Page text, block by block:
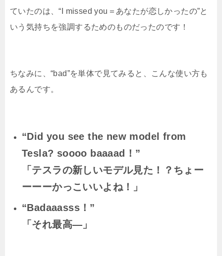
ていたのは、“ I missed you＝あなたが恋しかったの”と
いう気持ちを強調するためのものだったのです！
ちなみに、“bad”を単体で見てみると、こんな使い方も
あるんです。
“Did you see the new model from
Tesla? soooo baaaad！”
「テスラの新しいモデル見た！？ちょー
ーーーかっこいいよね！」
“Badaaasss ！”
「それ最高―」